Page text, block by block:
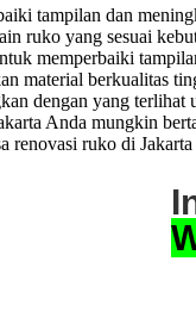
tampilan dan
ruko yang sesuai
memperbaiki
material berkualitas
dengan yang
Anda mungkin
renovasi ruko di